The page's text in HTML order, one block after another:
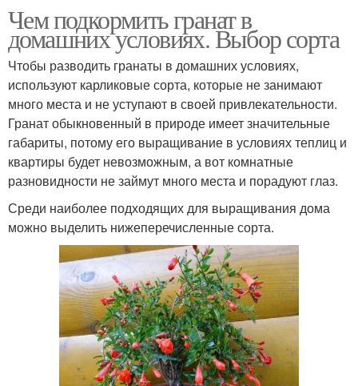
Чем подкормить гранат в
домашних условиях. Выбор сорта
Чтобы разводить гранаты в домашних условиях,
используют карликовые сорта, которые не занимают
много места и не уступают в своей привлекательности.
Гранат обыкновенный в природе имеет значительные
габариты, потому его выращивание в условиях теплиц и
квартиры будет невозможным, а вот комнатные
разновидности не займут много места и порадуют глаз.
Среди наиболее подходящих для выращивания дома
можно выделить нижеперечисленные сорта.